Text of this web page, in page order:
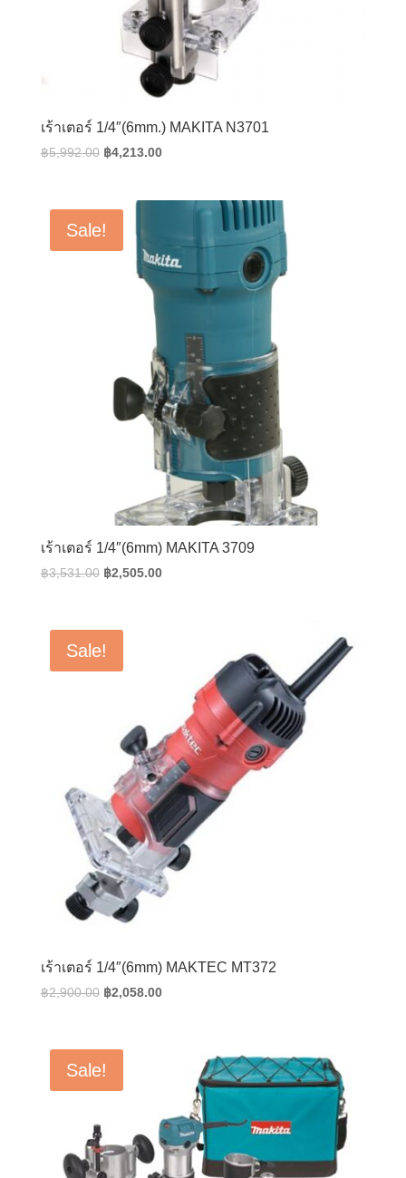
เร้าเตอร์ 1/4″(6mm.) MAKITA N3701
฿5,992.00 Original
฿5,992.00.
฿4,213.00Current
฿4,213.00.
Sale!
เร้าเตอร์ 1/4″(6mm) MAKITA 3709
฿3,531.00 Original
฿3,531.00.
฿2,505.00Current
Sale!
เร้าเตอร์ 1/4″(6mm) MAKTEC MT372
฿2,900.00 Original
฿2,900.00.
฿2,058.00Current
฿2,058.00.
Sale!